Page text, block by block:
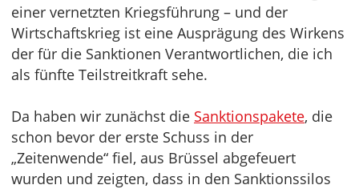
einer vernetzten Kriegsführung – und der
Wirtschaftskrieg ist eine Ausprägung des Wirkens
der für die Sanktionen Verantwortlichen, die ich
als fünfte Teilstreitkraft sehe.
Da haben wir zunächst die Sanktionspakete, die
schon bevor der erste Schuss in der
„Zeitenwende“ fiel, aus Brüssel abgefeuert
wurden und zeigten, dass in den Sanktionssilos